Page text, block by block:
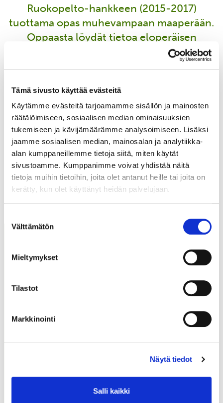
Tämä sivusto käyttää evästeitä
Käytämme evästeitä tarjoamamme sisällön ja mainosten
räätälöimiseen, sosiaalisen median ominaisuuksien
tukemiseen ja kävijämäärämme analysoimiseen. Lisäksi
jaamme sosiaalisen median, mainosalan ja analytiikka-
alan kumppaneillemme tietoja siitä, miten käytät
sivustoamme. Kumppanimme voivat yhdistää näitä
tietoja muihin tietoihin, joita olet antanut heille tai joita on
kerätty, kun olet käyttänyt heidän palvelujaan.
valinta
Välttämätön
Mieltymykset
Tilastot
Markkinointi
Näytä tiedot
Salli kaikki
Ruokopelto-hankkeen (2015-2017)
tuottama opas muhevampaan maaperään.
Oppaasta löydät tietoa eloperäisen
aineksen lisäämisestä peltoon.
Lataa Eloisa pelto -opas
OTA YHTEYTTÄ
LUE MYÖS